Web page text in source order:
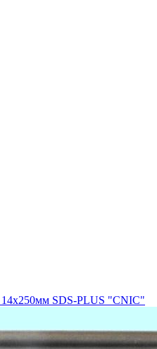
14х250мм SDS-PLUS "CNIC"